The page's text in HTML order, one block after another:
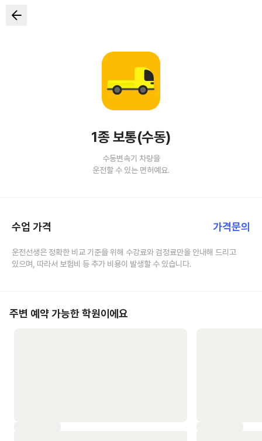
1종 보통(수동)
수동변속기 차량을
운전할 수 있는 면허예요.
수업 가격 가격문의
운전선생은 정확한 비교 기준을 위해 수강료와 검정료만을 안내해 드리고
있으며, 따라서 보험비 등 추가 비용이 발생할 수 있습니다.
주변 예약 가능한 학원이에요